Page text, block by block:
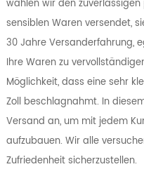
wählen wir den
sensiblen Waren versendet,
30 Jahre Versanderfahrung,
Ihre Waren zu
Möglichkeit, dass eine sehr
Zoll beschlagnahmt. In
Versand an, um mit jedem
aufzubauen. Wir alle
Zufriedenheit sicherzustellen.